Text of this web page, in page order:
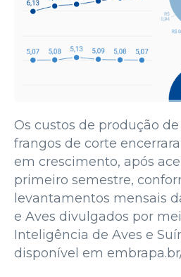
Os custos de produção
frangos de corte
em crescimento, após
primeiro semestre,
levantamentos mensais
e Aves divulgados por
Inteligência de Aves e
disponível em